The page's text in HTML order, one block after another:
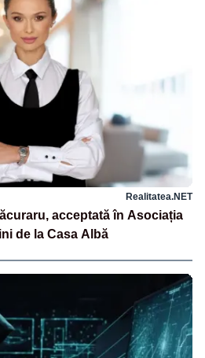
Realitatea.NET
acceptată în Asociația
de la Casa Albă